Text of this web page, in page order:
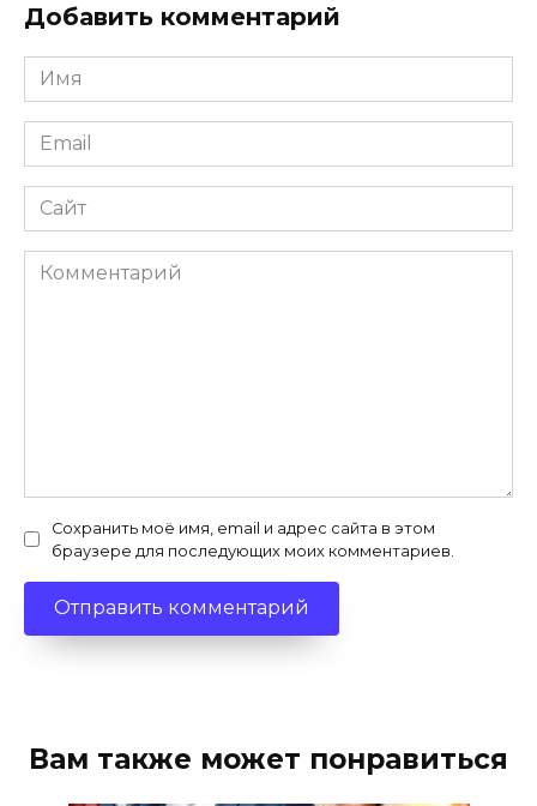
Добавить комментарий
Имя
*
Email
*
Сайт
Комментарий
Сохранить моё имя, email и адрес сайта в этом
браузере для последующих моих комментариев.
Вам также может понравиться